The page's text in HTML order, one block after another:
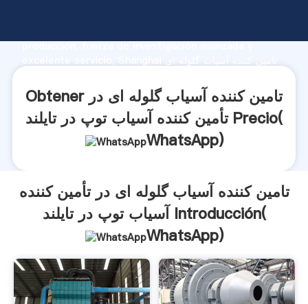
producción, fuerza de investigación avanzada y
y aporta valores a todos los clientes.
Obtener تامین کننده آسیاب گلوله ای در
تأمین کننده آسیاب توپ در تایلند Precio(
WhatsApp)
تامین کننده آسیاب گلوله ای در تأمین کننده
آسیاب توپ در تایلند Introducción(
WhatsApp)